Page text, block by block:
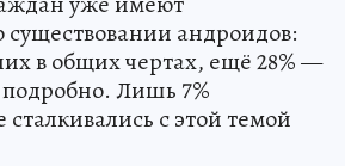
существовании андроидов:
в общих чертах, ещё 28% —
Лишь 7%
с этой темой